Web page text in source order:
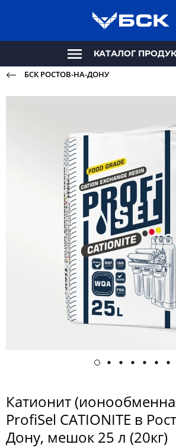
КАТАЛОГ
БСК РОСТОВ-НА-ДОНУ
Катионит
ProfiSel CATIONITE в
Дону, мешок 25 л (20кг)